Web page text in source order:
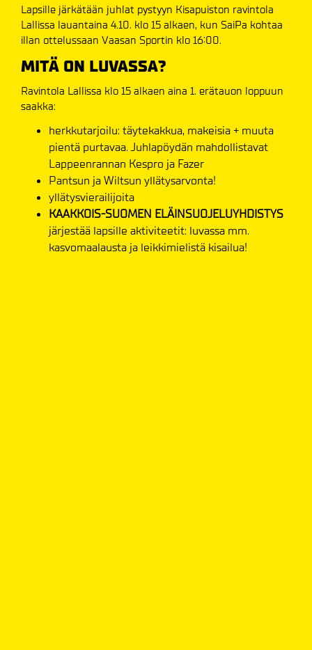
Lapsille järkätään juhlat pystyyn Kisapuiston ravintola
Lallissa lauantaina 4.10. klo 15 alkaen, kun SaiPa kohtaa
illan ottelussaan Vaasan Sportin klo 16:00.
MITÄ ON LUVASSA?
Ravintola Lallissa klo 15 alkaen aina 1. erätauon loppuun
saakka:
herkkutarjoilu: täytekakkua, makeisia + muuta
pientä purtavaa. Juhlapöydän mahdollistavat
Lappeenrannan Kespro ja Fazer
Pantsun ja Wiltsun yllätysarvonta!
yllätysvierailijoita
KAAKKOIS-SUOMEN ELÄINSUOJELUYHDISTYS
järjestää lapsille aktiviteetit: luvassa mm.
kasvomaalausta ja leikkimielistä kisailua!